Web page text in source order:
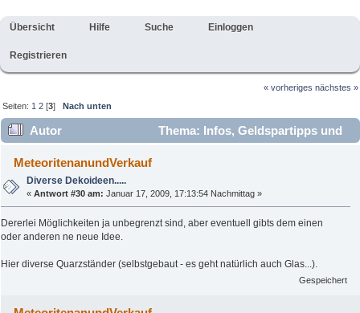
Übersicht Hilfe Suche Einloggen
Registrieren
« vorheriges nächstes »
Seiten: 1 2 [3]Nach unten
Autor
Thema: Infos, Geldspartipps und
Ideen für den eigenen Sammlungsaufbau..... (Gelesen 19340
mal)
MeteoritenanundVerkauf
Diverse Dekoideen.....
«Antwort #30 am: Januar 17, 2009, 17:13:54 Nachmittag »
Dererlei Möglichkeiten ja unbegrenzt sind, aber eventuell gibts dem einen
oder anderen ne neue Idee.
Hier diverse Quarzständer (selbstgebaut - es geht natürlich auch Glas...).
Gespeichert